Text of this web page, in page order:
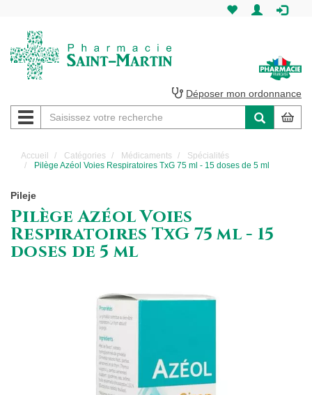
Martin
Pharmacie
Saint-
Amiens
Déposer mon ordonnance
Navigation
Accueil Catégories Médicaments
Spécialités
Pilège Azéol Voies Respiratoires TxG 75 ml - 15 doses de 5 ml
Pileje
Pilège Azéol Voies
Respiratoires TxG 75 ml - 15
doses de 5 ml